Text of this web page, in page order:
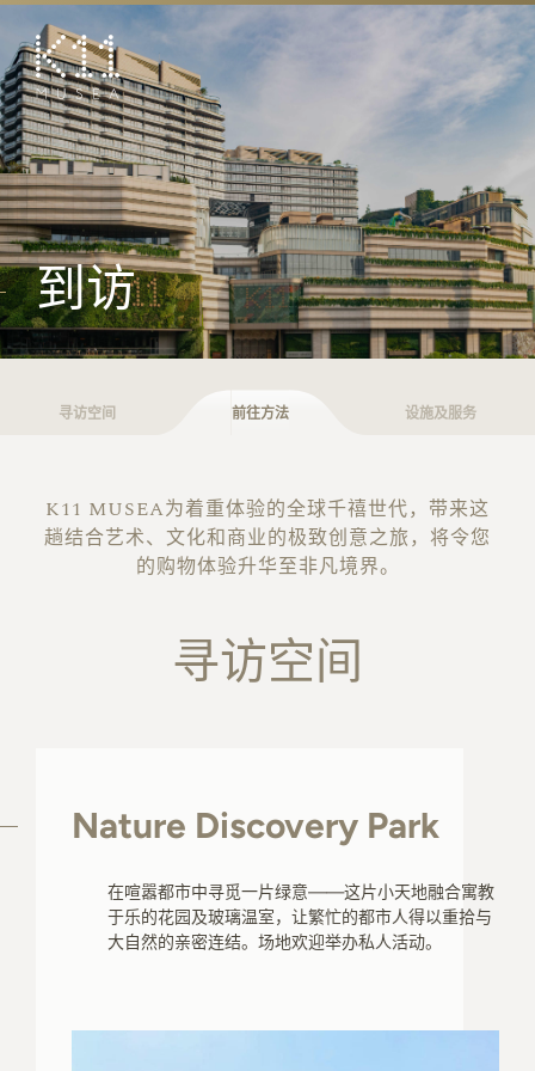
繁
艺术及文化
店铺
美馔
活动
优惠及推广
预订K11 Experience
专题
关于K11 MUSEA
到访
寻访空间 前往方法 设施及服务
K11 MUSEA为着重体验的全球千禧世代，带来这
趟结合艺术、文化和商业的极致创意之旅，将令您
的购物体验升华至非凡境界。
寻访空间
Nature Discovery Park
在喧嚣都市中寻觅一片绿意——这片小天地融合寓教
于乐的花园及玻璃温室，让繁忙的都市人得以重拾与
大自然的亲密连结。场地欢迎举办私人活动。